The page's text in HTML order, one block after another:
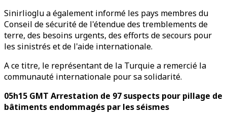
Sinirlioglu a également informé les pays membres du
Conseil de sécurité de l'étendue des tremblements de
terre, des besoins urgents, des efforts de secours pour
les sinistrés et de l'aide internationale.
A ce titre, le représentant de la Turquie a remercié la
communauté internationale pour sa solidarité.
05h15 GMT Arrestation de 97 suspects pour pillage de
bâtiments endommagés par les séismes